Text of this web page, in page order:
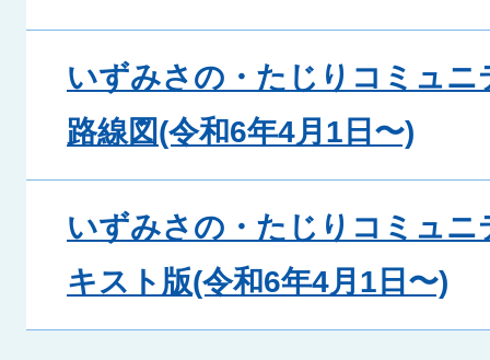
いずみさの・たじりコミュニ
路線図(令和6年4月1日〜)
いずみさの・たじりコミュニ
キスト版(令和6年4月1日〜)